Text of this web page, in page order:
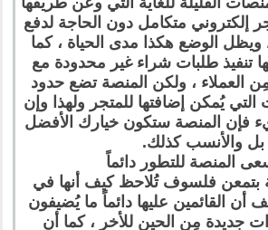
إلكتروني متكامل دون الحاجة لدفع
الوضع هكذا مدى الحياة ، كما
تنفيذ طلبات شراء غير محدودة مع
العملاء ، ولكن المنصة تضع حدود
يُمكن إضافتها للمتجر ولهذا وإن
فإن المنصة ستكون خيارك الأفضل
بل والأنسب كذلك.
بتمعن فلسوف تُلاحظ كيف أنها في
القائمين عليها دائماً ما يُضيفون
جديدة مِن الحين للأخر ، كما أن